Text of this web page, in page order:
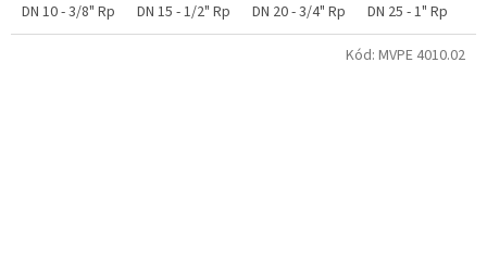
DN 10 - 3/8" Rp
DN 15 - 1/2" Rp DN 20 - 3/4" Rp DN 25 - 1" Rp
Kód: MVPE 4010.02